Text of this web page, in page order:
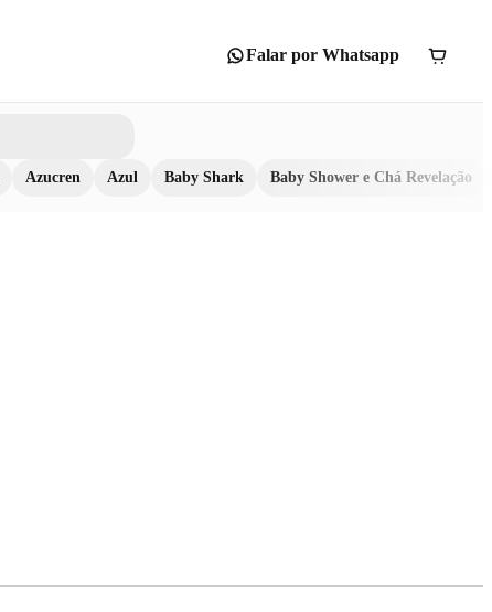
Falar por Whatsapp
Azucren Azul Baby Shark Baby Shower e Chá Revelação